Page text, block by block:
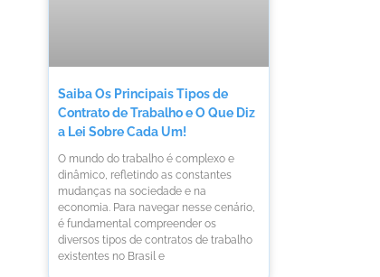
Saiba Os Principais Tipos de
Contrato de Trabalho e O Que Diz
a Lei Sobre Cada Um!
O mundo do trabalho é complexo e
dinâmico, refletindo as constantes
mudanças na sociedade e na
economia. Para navegar nesse cenário,
é fundamental compreender os
diversos tipos de contratos de trabalho
existentes no Brasil e